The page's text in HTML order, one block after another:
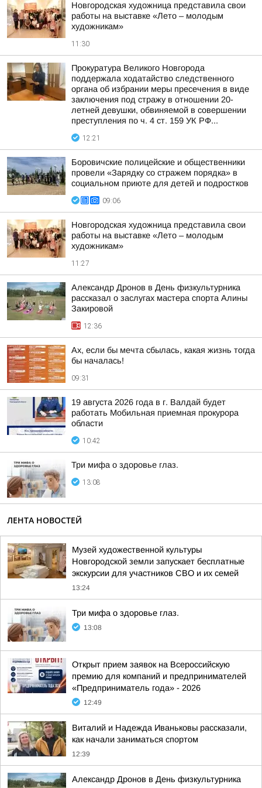
Новгородская художница представила свои
работы на выставке «Лето – молодым
художникам»
11:30
Прокуратура Великого Новгорода
поддержала ходатайство следственного
органа об избрании меры пресечения в виде
заключения под стражу в отношении 20-
летней девушки, обвиняемой в совершении
преступления по ч. 4 ст. 159 УК РФ...
12:21
Боровичские полицейские и общественники
провели «Зарядку со стражем порядка» в
социальном приюте для детей и подростков
09:06
Новгородская художница представила свои
работы на выставке «Лето – молодым
художникам»
11:27
Александр Дронов в День физкультурника
рассказал о заслугах мастера спорта Алины
Закировой
12:36
Ах, если бы мечта сбылась, какая жизнь тогда
бы началась!
09:31
19 августа 2026 года в г. Валдай будет
работать Мобильная приемная прокурора
области
10:42
Три мифа о здоровье глаз.
13:08
ЛЕНТА НОВОСТЕЙ
Музей художественной культуры
Новгородской земли запускает бесплатные
экскурсии для участников СВО и их семей
13:24
Три мифа о здоровье глаз.
13:08
Открыт прием заявок на Всероссийскую
премию для компаний и предпринимателей
«Предприниматель года» - 2026
12:49
Виталий и Надежда Иваньковы рассказали,
как начали заниматься спортом
12:39
Александр Дронов в День физкультурника